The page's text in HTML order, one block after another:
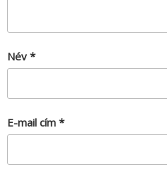
Név *
E-mail cím *